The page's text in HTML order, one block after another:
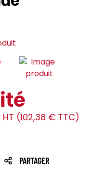
(102,38 € TTC)
PARTAGER